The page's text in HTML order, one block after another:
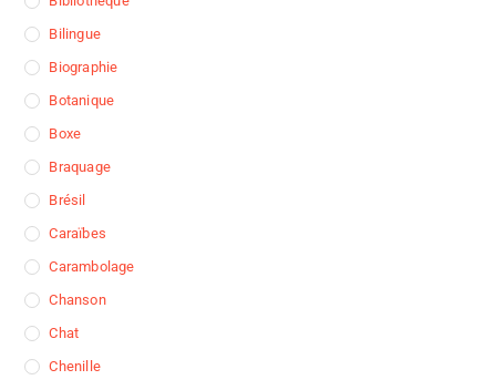
Bilingue
Biographie
Botanique
Boxe
Braquage
Brésil
Caraïbes
Carambolage
Chanson
Chat
Chenille